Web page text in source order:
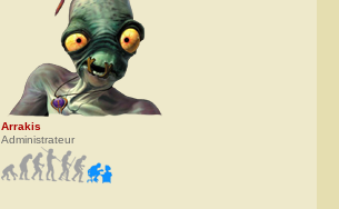
Arrakis
Administrateur